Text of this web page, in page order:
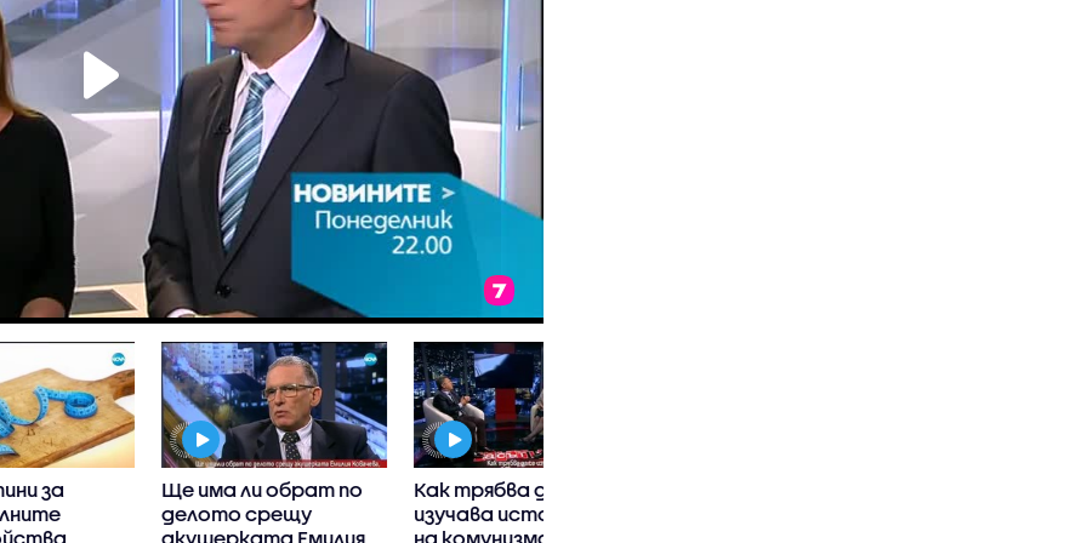
за
Ще има ли обрат по
делото срещу
акушерката Емилия
Как трябва да се
изучава историята
на комунизма?